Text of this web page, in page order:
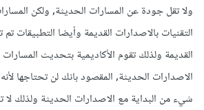
ولا تقل جودة عن المسارات الحديثة, ولكن
التقنيات بالاصدارات القديمة وأيضا التطبيقات تم
القديمة ولذلك تقوم الأكاديمية بتحديث
الاصدارات الحديثة, المقصود بانك لن تحتاجها
شيء من البداية مع الاصدارات الحديثة ولذلك لا